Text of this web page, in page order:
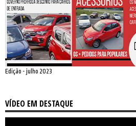
Edição - julho 2023
VÍDEO EM DESTAQUE